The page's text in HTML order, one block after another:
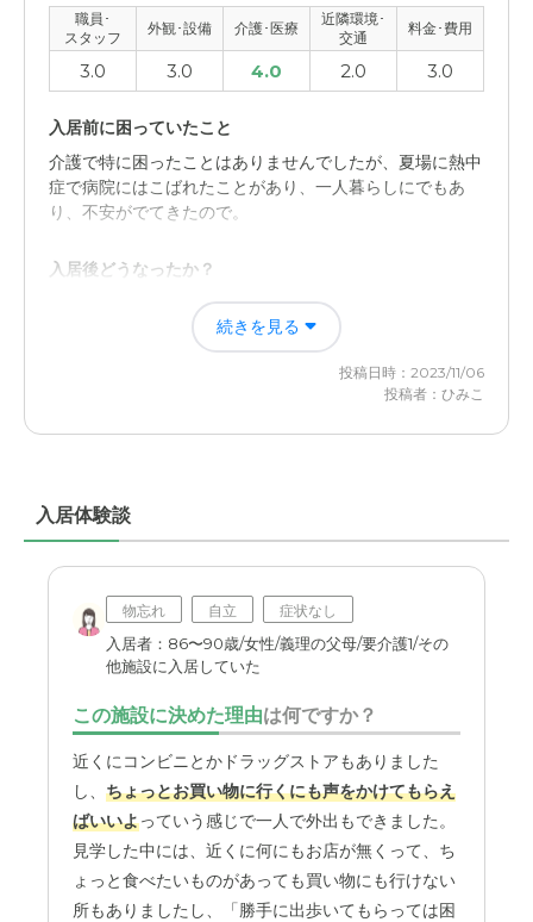
外観・内装・居室・設備について
交差点の近くに有り、車で入りにくく、一見見逃しやす
い。廊下や食堂等の共有場所は広い。デイサービスが施設
内に有り、わざわざ出かけなくても利用出来る。
介護医療サービスについて
呼吸が荒く、熱があった時に診察を受けさせてくれて、心
イパス手術の後ペースメーカーを入れて元気になった。
近隣環境や交通アクセスについて
スーパー、飲食店、ドラッグストア、歯医者、美容院等、
料金費用について
職員･
スタッフ
外観･設備 介護･医療
近隣環境･
交通
料金･費用
3.0 3.0 4.0 2.0 3.0
入居前に困っていたこと
介護で特に困ったことはありませんでしたが、夏場に熱中
症で病院にはこばれたことがあり、一人暮らしにでもあ
り、不安がでてきたので。
入居後どうなったか？
施設では一人ではないので、見守りや食事の際に安否確認
もあり入所前の不安材料は解消されたと思われます。自分
のできる範囲で出かけたりもしているようです。
りはどの位あるのかわかりませんが、まだ自分でほとんど
のことができるので、スタッフのお手伝いもたまにしてい
るようです
外観・内装・居室・設備について
建物は施設にありがちな落ち着いた感じで、居室も設備も
特に何も問題はなく普通だと思われます。
介護医療サービスについて
病院にはきちんと連れていってもらっているようですし、
医者にきちんと話を聞いてもらっているようです。
続きを見る
投稿日時：2023/11/06
投稿者：ひみこ
入居体験談
物忘れ 自立 症状なし
入居者：86〜90歳/女性/義理の父母/要介護1/その
他施設に入居していた
この施設に決めた理由は何ですか？
近くにコンビニとかドラッグストアもありました
し、 ちょっとお買い物に行くにも声をかけてもらえ
ばいいよっていう感じで一人で外出もできました。
見学した中には、近くに何にもお店が無くって、ち
ょっと食べたいものがあっても買い物にも行けない
所もありましたし、「勝手に出歩いてもらっては困